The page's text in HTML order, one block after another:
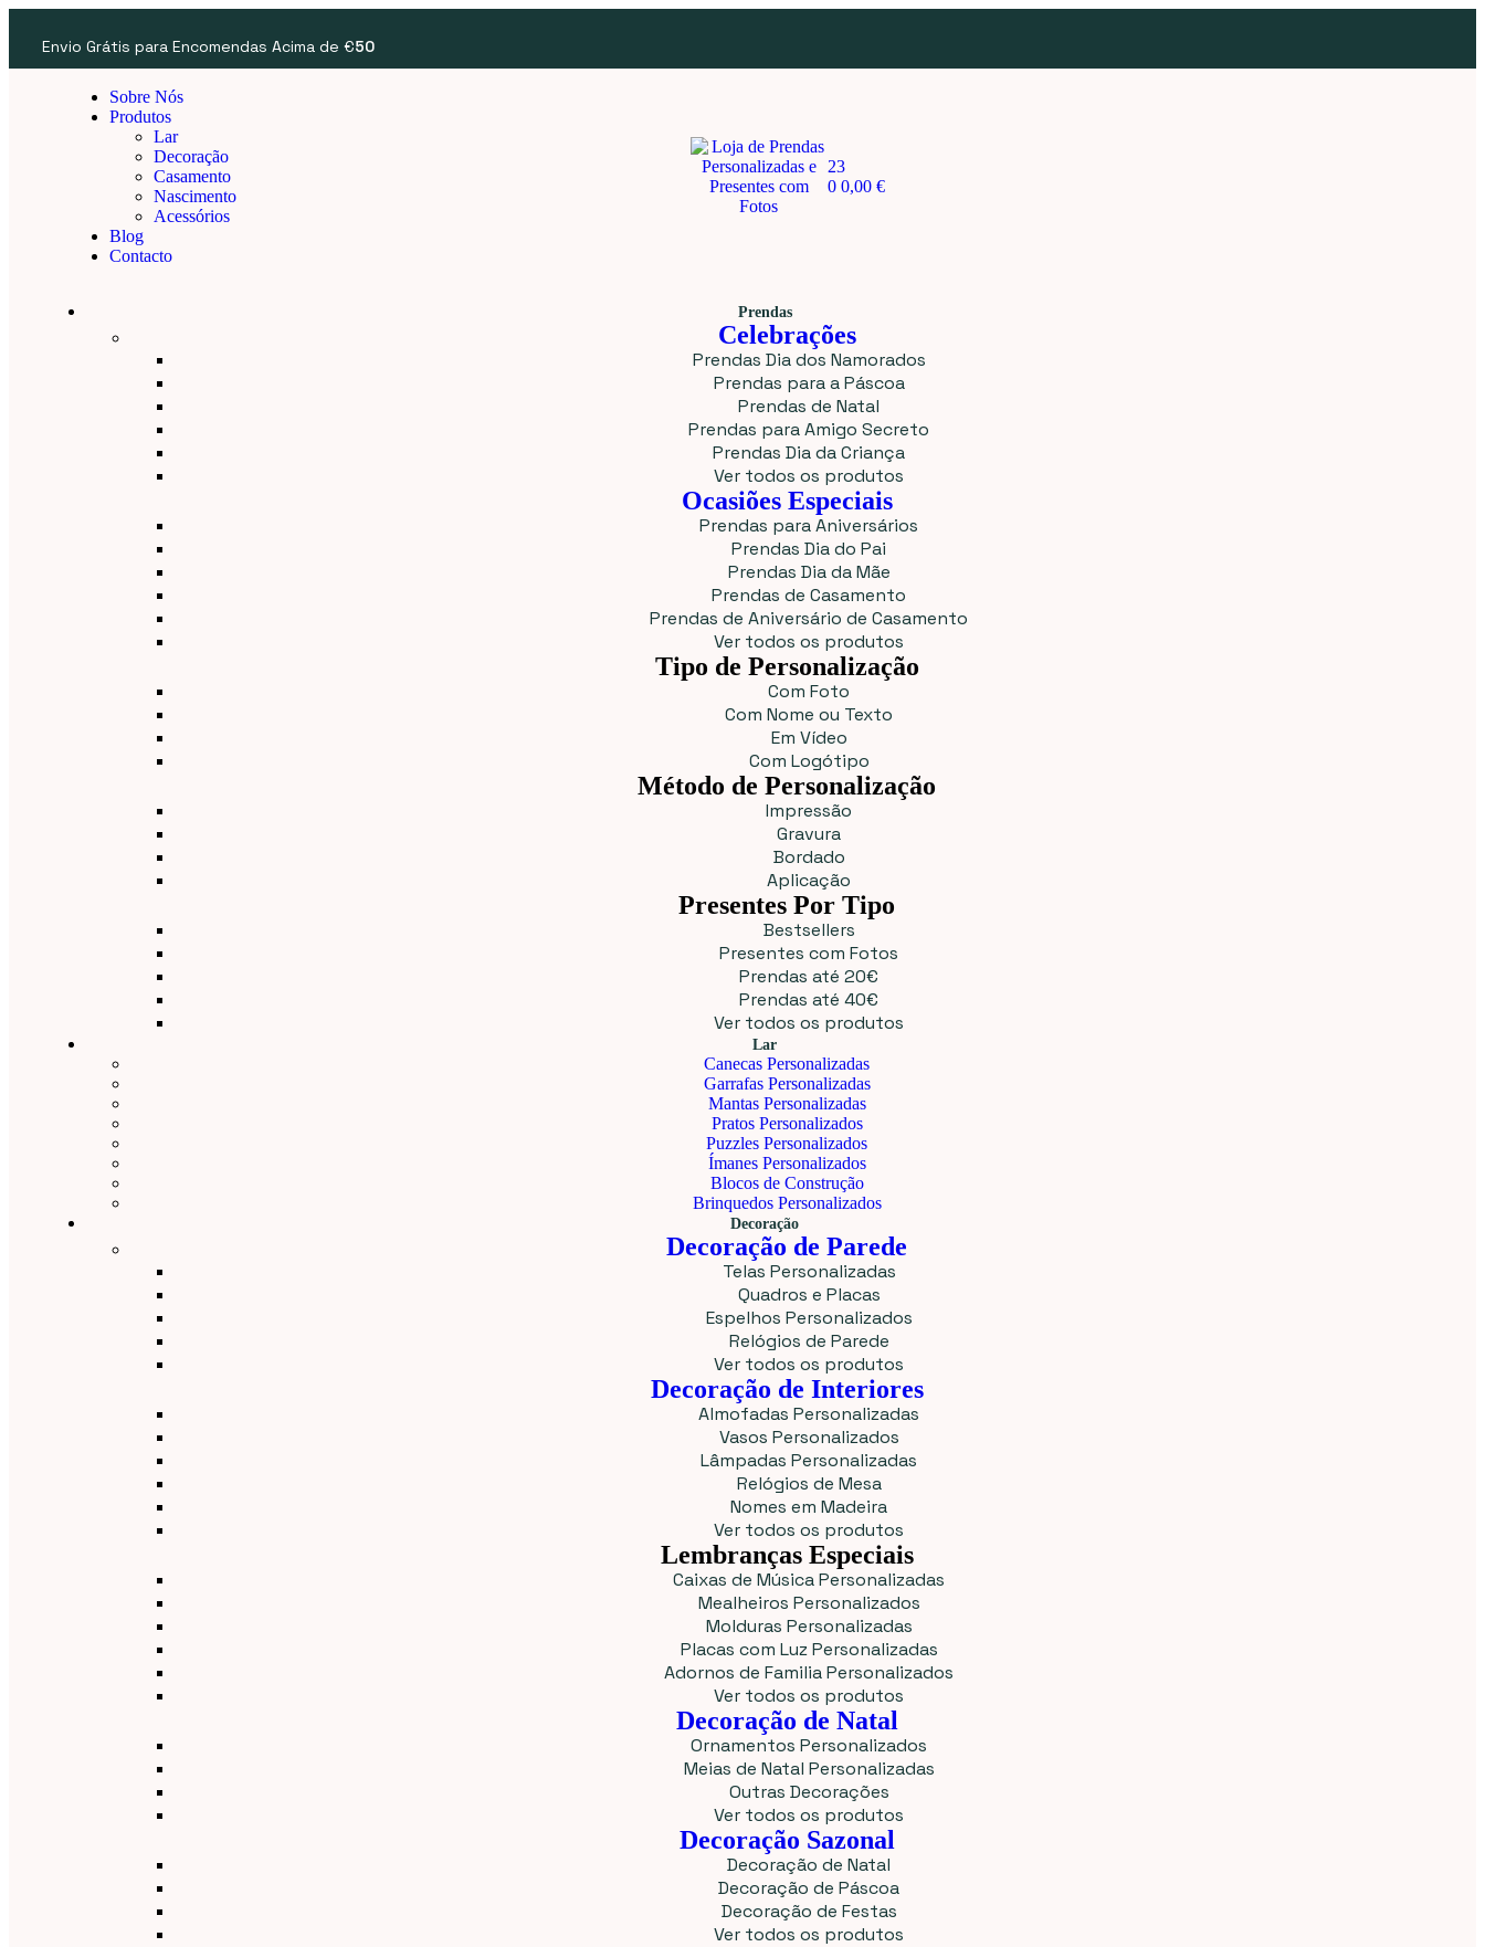
Envio Grátis para Encomendas Acima de €50
Sobre Nós
Produtos
Lar
Decoração
Casamento
Nascimento
Acessórios
Blog
Contacto
23
0 0,00 €
Prendas
Celebrações
Prendas Dia dos Namorados
Prendas para a Páscoa
Prendas de Natal
Prendas para Amigo Secreto
Prendas Dia da Criança
Ver todos os produtos
Ocasiões Especiais
Prendas para Aniversários
Prendas Dia do Pai
Prendas Dia da Mãe
Prendas de Casamento
Prendas de Aniversário de Casamento
Ver todos os produtos
Tipo de Personalização
Com Foto
Com Nome ou Texto
Em Vídeo
Com Logótipo
Método de Personalização
Impressão
Gravura
Bordado
Aplicação
Presentes Por Tipo
Bestsellers
Presentes com Fotos
Prendas até 20€
Prendas até 40€
Ver todos os produtos
Lar
Canecas Personalizadas
Garrafas Personalizadas
Mantas Personalizadas
Pratos Personalizados
Puzzles Personalizados
Ímanes Personalizados
Blocos de Construção
Brinquedos Personalizados
Decoração
Decoração de Parede
Telas Personalizadas
Quadros e Placas
Espelhos Personalizados
Relógios de Parede
Ver todos os produtos
Decoração de Interiores
Almofadas Personalizadas
Vasos Personalizados
Lâmpadas Personalizadas
Relógios de Mesa
Nomes em Madeira
Ver todos os produtos
Lembranças Especiais
Caixas de Música Personalizadas
Mealheiros Personalizados
Molduras Personalizadas
Placas com Luz Personalizadas
Adornos de Familia Personalizados
Ver todos os produtos
Decoração de Natal
Ornamentos Personalizados
Meias de Natal Personalizadas
Outras Decorações
Ver todos os produtos
Decoração Sazonal
Decoração de Natal
Decoração de Páscoa
Decoração de Festas
Ver todos os produtos